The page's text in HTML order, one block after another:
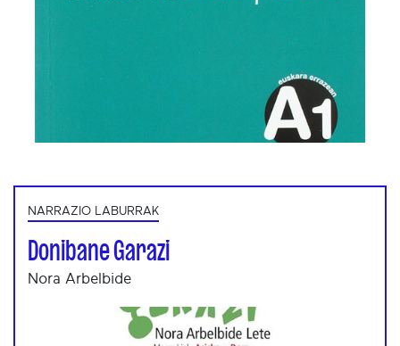
NARRAZIO LABURRAK
Donibane Garazi
Nora Arbelbide